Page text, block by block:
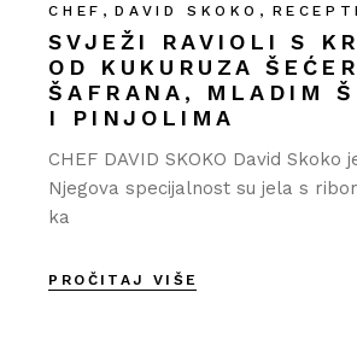
CHEF DAVID SKOKO RECEPTI
SVJEŽI RAVIOLI S
OD KUKURUZA
ŠAFRANA, MLADIM
I PINJOLIMA
CHEF DAVID SKOKO David Skoko
Njegova specijalnost su jela s
ka
PROČITAJ VIŠE